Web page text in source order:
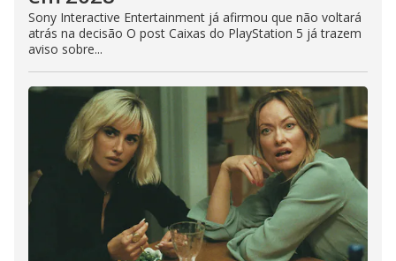
Sony Interactive Entertainment já afirmou que não voltará
atrás na decisão O post Caixas do PlayStation 5 já trazem
aviso sobre...